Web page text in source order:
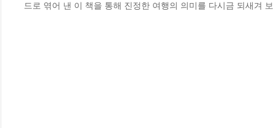
드로 엮어 낸 이 책을 통해 진정한 여행의 의미를 다시금 되새겨